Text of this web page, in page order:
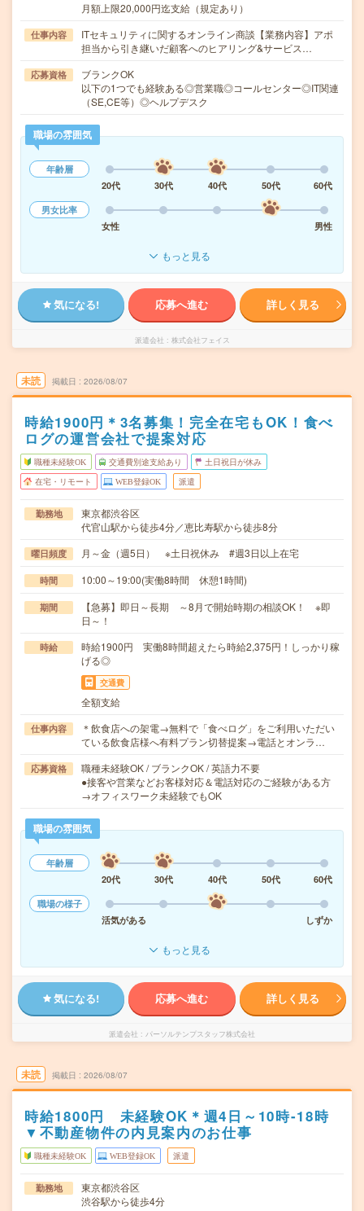
月額上限20,000円迄支給（規定あり）
仕事内容
ITセキュリティに関するオンライン商談【業務内容】アポ
担当から引き継いだ顧客へのヒアリング&サービス…
応募資格
ブランクOK
以下の1つでも経験ある◎営業職◎コールセンター◎IT関連
（SE,CE等）◎ヘルプデスク
職場の雰囲気
年齢層
20代
30代 40代 50代
60代
男女比率
女性
男性
もっと見る
気になる! 応募へ進む 詳しく見る
派遣会社 株式会社フェイス
未読 掲載日 2026/08/07
時給1900円＊3名募集！完全在宅もOK！食べ
ログの運営会社で提案対応
職種未経験OK 交通費別途支給あり 土日祝日が休み
在宅・リモート WEB登録OK 派遣
勤務地
東京都渋谷区
代官山駅から徒歩4分／恵比寿駅から徒歩8分
曜日頻度 月～金（週5日） ※土日祝休み #週3日以上在宅
時間 10:00～19:00(実働8時間 休憩1時間)
期間
【急募】即日～長期 ～8月で開始時期の相談OK！ ※即
日～！
時給
時給1900円 実働8時間超えたら時給2,375円！しっかり稼
げる◎
交通費
全額支給
仕事内容
＊飲食店への架電→無料で「食べログ」をご利用いただい
ている飲食店様へ有料プラン切替提案→電話とオンラ…
応募資格
職種未経験OK / ブランクOK / 英語力不要
●接客や営業などお客様対応＆電話対応のご経験がある方
→オフィスワーク未経験でもOK
職場の雰囲気
年齢層
20代
30代 40代 50代
60代
職場の様子
活気がある
しずか
もっと見る
気になる! 応募へ進む 詳しく見る
派遣会社 パーソルテンプスタッフ株式会社
未読 掲載日 2026/08/07
時給1800円 未経験OK＊週4日～10時-18時
▼不動産物件の内見案内のお仕事
職種未経験OK WEB登録OK 派遣
勤務地
東京都渋谷区
渋谷駅から徒歩4分